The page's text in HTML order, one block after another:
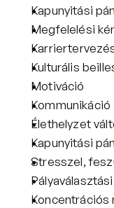
Kapunyitási
Megfelelési
Kulturális
Motiváció
Kommunikáció
Élethelyzet
Kapunyitási
Stresszel,
Koncentrációs